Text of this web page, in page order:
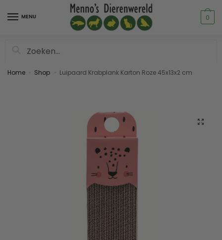
MENU 0
Home Shop Luipaard Krabplank Karton Roze 45x13x2 cm